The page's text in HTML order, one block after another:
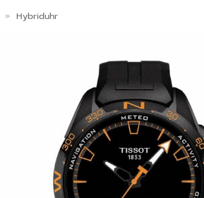
» Hybriduhr